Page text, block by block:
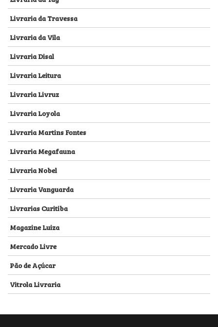
Livraria da Travessa
Livraria da Vila
Livraria Disal
Livraria Leitura
Livraria Livruz
Livraria Loyola
Livraria Martins Fontes
Livraria Megafauna
Livraria Nobel
Livraria Vanguarda
Livrarias Curitiba
Magazine Luiza
Mercado Livre
Pão de Açúcar
Vitrola Livraria